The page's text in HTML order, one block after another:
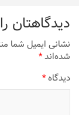
دیدگاهتان
نشانی ایمیل شما
شده‌اند*
دیدگاه*